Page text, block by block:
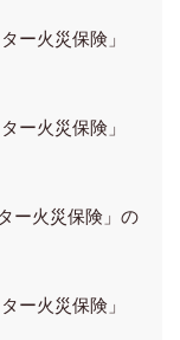
ー火災保険」
ー火災保険」
ー火災保険」の
ー火災保険」